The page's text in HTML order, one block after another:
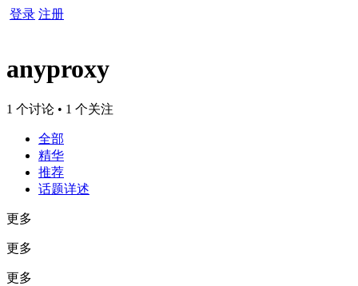
登录 注册
anyproxy
1 个讨论 • 1 个关注
全部
精华
推荐
话题详述
更多
更多
更多